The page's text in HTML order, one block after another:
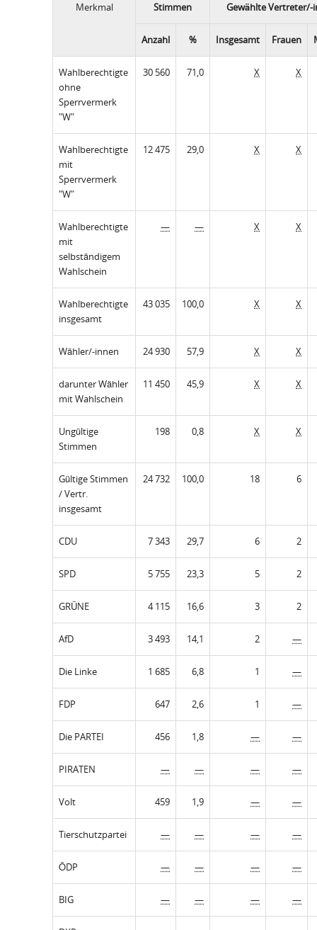
Merkmal Stimmen Gewählte Vertreter/-
Anzahl % Insgesamt Frauen
Wahlberechtigte
ohne
Sperrvermerk
"W"
30 560 71,0 X X
Wahlberechtigte
mit
Sperrvermerk
"W"
12 475 29,0 X X
Wahlberechtigte
mit
selbständigem
Wahlschein
— — X X
Wahlberechtigte
insgesamt
43 035 100,0 X X
Wähler/-innen 24 930 57,9 X X
darunter Wähler
mit Wahlschein
11 450 45,9 X X
Ungültige
Stimmen
198 0,8 X X
Gültige Stimmen
/ Vertr.
insgesamt
24 732 100,0 18 6
CDU 7 343 29,7 6 2
SPD 5 755 23,3 5 2
GRÜNE 4 115 16,6 3 2
AfD 3 493 14,1 2 —
Die Linke 1 685 6,8 1 —
FDP 647 2,6 1 —
Die PARTEI 456 1,8 — —
PIRATEN — — — —
Volt 459 1,9 — —
Tierschutzpartei — — — —
ÖDP — — — —
BIG — — — —